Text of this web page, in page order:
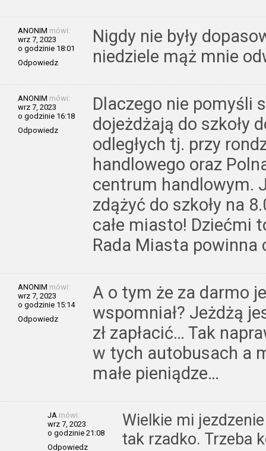
ANONIM mówi:
wrz 7, 2023
o godzinie 18:01
Odpowiedz
Nigdy nie były
niedziele mąż mnie
ANONIM mówi:
wrz 7, 2023
o godzinie 16:18
Odpowiedz
Dlaczego nie pomyśli
dojeżdżają do szkoły
odległych tj. przy
handlowego oraz
centrum handlowym.
zdążyć do szkoły na
całe miasto! Dziećmi
Rada Miasta powinna
ANONIM mówi:
wrz 7, 2023
o godzinie 15:14
Odpowiedz
A o tym że za darmo
wspomniał? Jeżdżą
zł zapłacić… Tak
w tych autobusach a
małe pieniądze…
JA mówi:
wrz 7, 2023
o godzinie 21:08
Odpowiedz
Wielkie mi
tak rzadko. Trzeba